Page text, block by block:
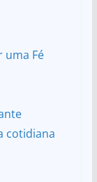
uma Fé
cotidiana